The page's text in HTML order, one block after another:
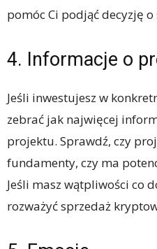
pomóc Ci podjąć decyzję
4. Informacje o
Jeśli inwestujesz w
zebrać jak najwięcej
projektu. Sprawdź, czy
fundamenty, czy ma
Jeśli masz wątpliwości co
rozważyć sprzedaż